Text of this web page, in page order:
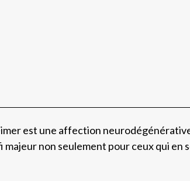
est une affection
non seulement pour ceux qui